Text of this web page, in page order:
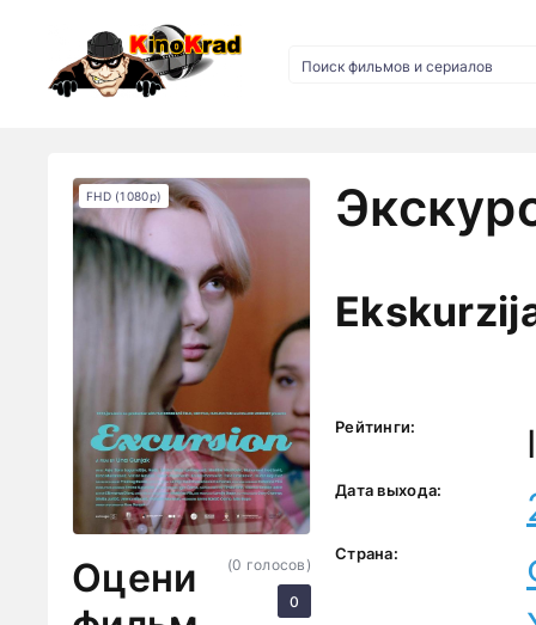
FHD (1080p)
Оцени
(0 голосов)
0
Рейтинги:
Дата выхода:
Страна: